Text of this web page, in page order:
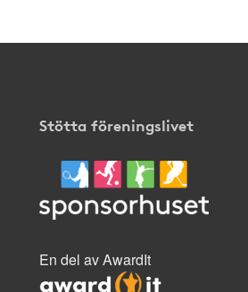
Stötta föreningslivet
En del av AwardIt